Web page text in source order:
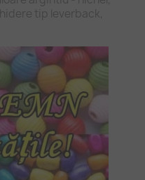
tip leverback,